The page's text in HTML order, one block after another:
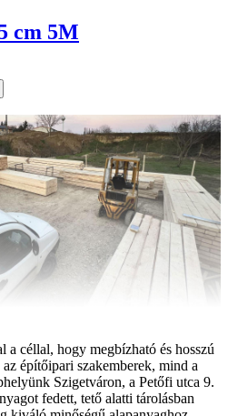
cm 5M
a céllal, hogy megbízható és hosszú
építőipari szakemberek, mind a
Szigetváron, a Petőfi utca 9.
fedett, tető alatti tárolásban